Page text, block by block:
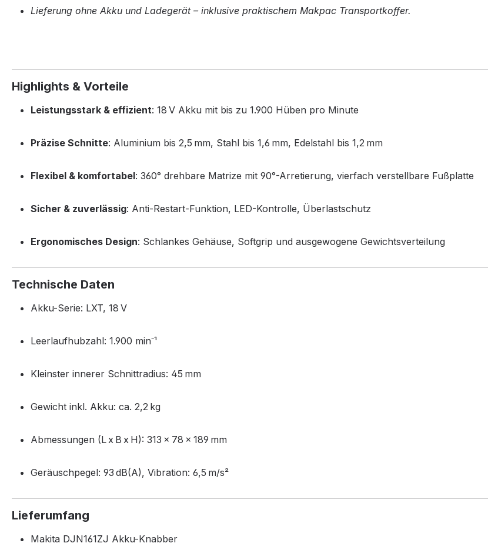
Lieferung ohne Akku und Ladegerät – inklusive praktischem Makpac Transportkoffer.
Highlights & Vorteile
Leistungsstark & effizient: 18 V Akku mit bis zu 1.900 Hüben pro Minute
Präzise Schnitte: Aluminium bis 2,5 mm, Stahl bis 1,6 mm, Edelstahl bis 1,2 mm
Flexibel & komfortabel: 360° drehbare Matrize mit 90°-Arretierung, vierfach verstellbare Fußplatte
Sicher & zuverlässig: Anti-Restart-Funktion, LED-Kontrolle, Überlastschutz
Ergonomisches Design: Schlankes Gehäuse, Softgrip und ausgewogene Gewichtsverteilung
Technische Daten
Akku-Serie: LXT, 18 V
Leerlaufhubzahl: 1.900 min⁻¹
Kleinster innerer Schnitt­radius: 45 mm
Gewicht inkl. Akku: ca. 2,2 kg
Abmessungen (L x B x H): 313 × 78 × 189 mm
Geräuschpegel: 93 dB(A), Vibration: 6,5 m/s²
Lieferumfang
Makita DJN161ZJ Akku-Knabber